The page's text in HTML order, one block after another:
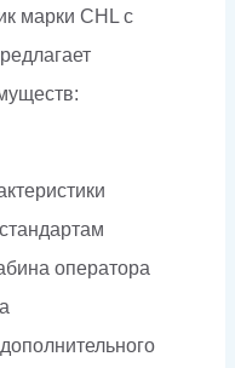
марки CHL с
оператора